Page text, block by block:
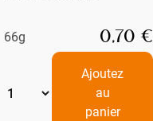
66g 0,70 €
Ajoutez
au
panier